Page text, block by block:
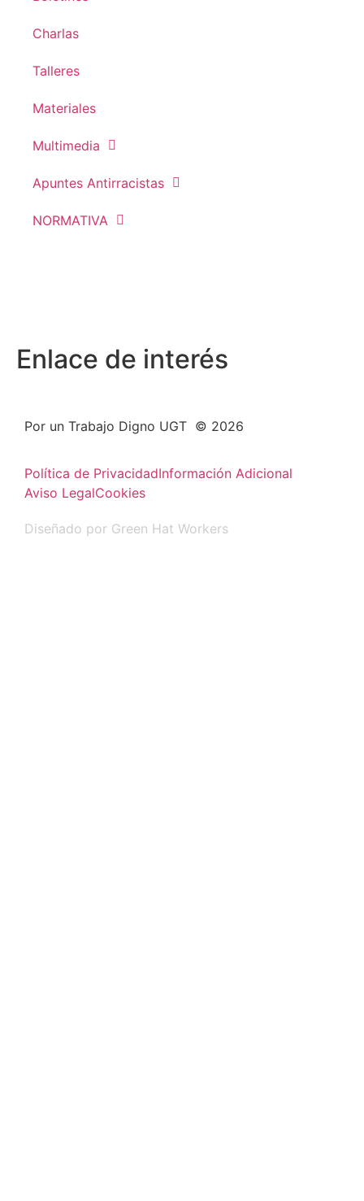
Charlas
Talleres
Materiales
Multimedia
Apuntes Antirracistas
NORMATIVA
Enlace de interés
Por un Trabajo Digno UGT © 2026
Política de PrivacidadInformación Adicional
Aviso LegalCookies
Diseñado por Green Hat Workers